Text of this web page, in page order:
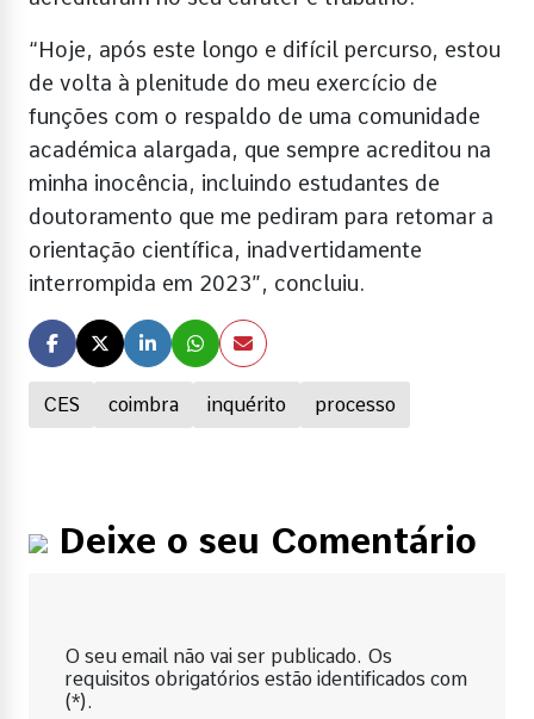
CES coimbra inquérito processo
“Hoje, após este longo e difícil percurso, estou
de volta à plenitude do meu exercício de
funções com o respaldo de uma comunidade
académica alargada, que sempre acreditou na
minha inocência, incluindo estudantes de
doutoramento que me pediram para retomar a
orientação científica, inadvertidamente
interrompida em 2023”, concluiu.
Deixe o seu Comentário
O seu email não vai ser publicado. Os
requisitos obrigatórios estão identificados com
(*).